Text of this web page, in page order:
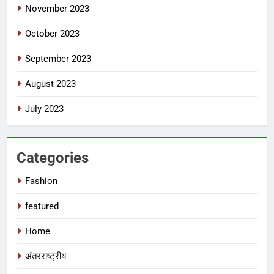
November 2023
October 2023
September 2023
August 2023
July 2023
Categories
Fashion
featured
Home
अंतरराष्ट्रीय